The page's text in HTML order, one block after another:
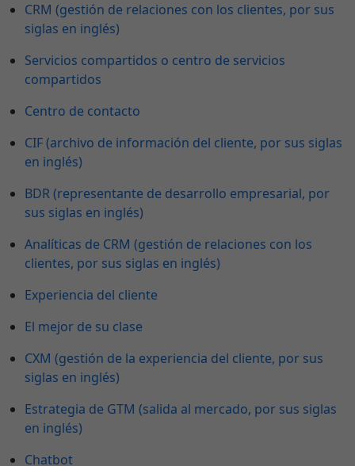
CRM (gestión de relaciones con los clientes, por sus
siglas en inglés)
Servicios compartidos o centro de servicios
compartidos
Centro de contacto
CIF (archivo de información del cliente, por sus siglas
en inglés)
BDR (representante de desarrollo empresarial, por
sus siglas en inglés)
Analíticas de CRM (gestión de relaciones con los
clientes, por sus siglas en inglés)
Experiencia del cliente
El mejor de su clase
CXM (gestión de la experiencia del cliente, por sus
siglas en inglés)
Estrategia de GTM (salida al mercado, por sus siglas
en inglés)
Chatbot